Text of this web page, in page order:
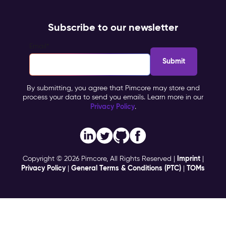
Subscribe to our newsletter
By submitting, you agree that Pimcore may store and
process your data to send you emails. Learn more in our
Privacy Policy.
Copyright © 2026 Pimcore, All Rights Reserved | Imprint|
Privacy Policy| General Terms & Conditions (PTC) | TOMs